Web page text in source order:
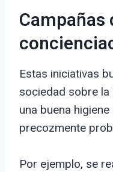
Campañas
Estas iniciativas
sociedad sobre
una buena
precozmente
Por ejemplo, se